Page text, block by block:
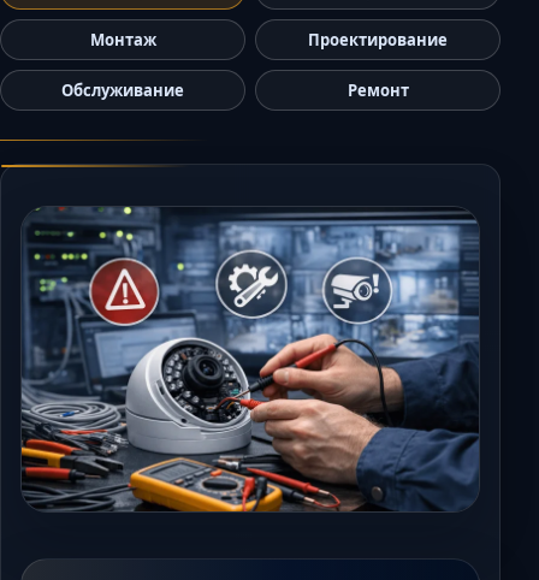
Керчь
Кисловодск
Краснодар
Майкоп
Минеральные Воды
Назрань
Нальчик
Новороссийск
Пятигорск
Ростов-на-Дону
Севастополь
Симферополь
Сочи
Монтаж Проектирование
Обслуживание Ремонт